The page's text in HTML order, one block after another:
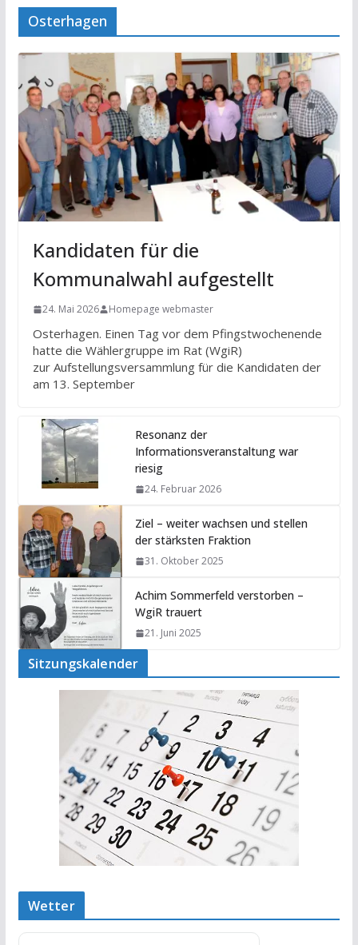
Osterhagen
Kandidaten für die
Kommunalwahl aufgestellt
24. Mai 2026 Homepage webmaster
Osterhagen. Einen Tag vor dem Pfingstwochenende
hatte die Wählergruppe im Rat (WgiR)
zur Aufstellungsversammlung für die Kandidaten der
am 13. September
Resonanz der
Informationsveranstaltung war
riesig
24. Februar 2026
Ziel – weiter wachsen und stellen
der stärksten Fraktion
31. Oktober 2025
Achim Sommerfeld verstorben –
WgiR trauert
21. Juni 2025
Sitzungskalender
Wetter